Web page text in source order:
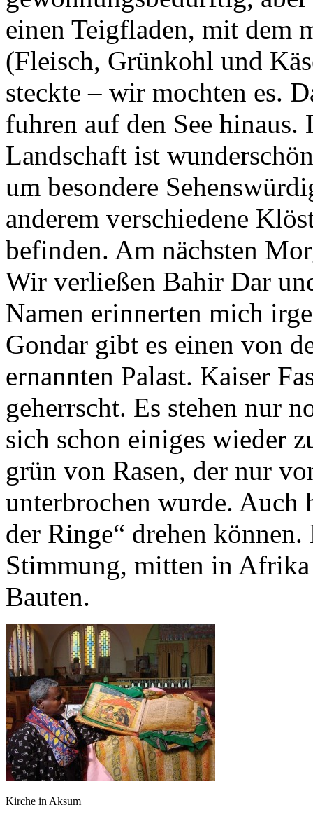
einen Teigfladen, mit dem
(Fleisch, Grünkohl und
steckte – wir mochten es.
fuhren auf den See
Landschaft ist
um besondere
anderem verschiedene
befinden. Am nächsten
Wir verließen Bahir Dar
Namen erinnerten mich
Gondar gibt es einen von
ernannten Palast. Kaiser
geherrscht. Es stehen nur
sich schon einiges wieder
grün von Rasen, der nur
unterbrochen wurde. Auch
der Ringe“ drehen
Stimmung, mitten in
Bauten.
Kirche in Aksum